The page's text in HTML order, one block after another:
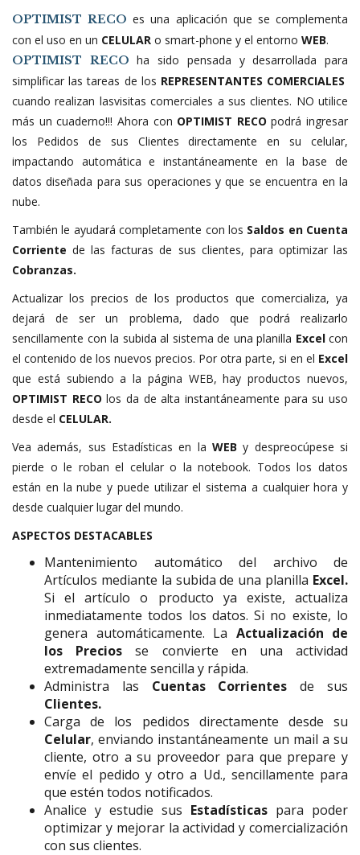
OPTIMIST RECOes una aplicación que se complementa
con el uso en un CELULAR o smart-phone y el entorno WEB.
OPTIMIST RECO ha sido pensada y desarrollada para
simplificar las tareas de los REPRESENTANTES COMERCIALES
cuando realizan lasvisitas comerciales a sus clientes. NO utilice
más un cuaderno!!! Ahora con OPTIMIST RECOpodrá ingresar
los Pedidos de sus Clientes directamente en su celular,
impactando automática e instantáneamente en la base de
datos diseñada para sus operaciones y que se encuentra en la
nube.
También le ayudará completamente con los Saldos en Cuenta
Corriente de las facturas de sus clientes, para optimizar las
Cobranzas.
Actualizar los precios de los productos que comercializa, ya
dejará de ser un problema, dado que podrá realizarlo
sencillamente con la subida al sistema de una planilla Excelcon
el contenido de los nuevos precios. Por otra parte, si en el Excel
que está subiendo a la página WEB, hay productos nuevos,
OPTIMIST RECO los da de alta instantáneamente para su uso
desde el CELULAR.
Vea además, sus Estadísticas en la WEB y despreocúpese si
pierde o le roban el celular o la notebook. Todos los datos
están en la nube y puede utilizar el sistema a cualquier hora y
desde cualquier lugar del mundo.
ASPECTOS DESTACABLES
Mantenimiento automático del archivo de
Artículos mediante la subida de una planilla Excel.
Si el artículo o producto ya existe, actualiza
inmediatamente todos los datos. Si no existe, lo
genera automáticamente. La Actualización de
los Precios se convierte en una actividad
extremadamente sencilla y rápida.
Administra las Cuentas Corrientesde sus
Clientes.
Carga de los pedidos directamente desde su
Celular, enviando instantáneamente un mail a su
cliente, otro a su proveedor para que prepare y
envíe el pedido y otro a Ud., sencillamente para
que estén todos notificados.
Analice y estudie sus Estadísticas para poder
optimizar y mejorar la actividad y comercialización
con sus clientes.